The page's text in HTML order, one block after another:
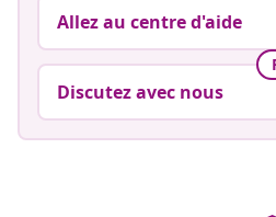
Allez au centre d'aide
Discutez avec nous